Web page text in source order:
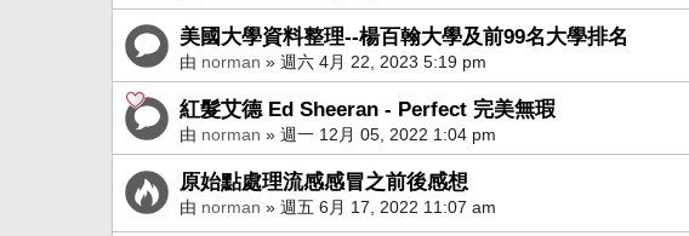
美國大學資料整理--楊百翰大學及前99名大學排名
由 norman » 週六 4月 22, 2023 5:19 pm
紅髮艾德 Ed Sheeran - Perfect 完美無瑕
由 norman » 週一 12月 05, 2022 1:04 pm
原始點處理流感感冒之前後感想
由 norman » 週五 6月 17, 2022 11:07 am